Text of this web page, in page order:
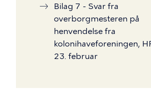
Bilag 7 - Svar fra
overborgmesteren på
henvendelse fra
kolonihaveforeningen,
23. februar